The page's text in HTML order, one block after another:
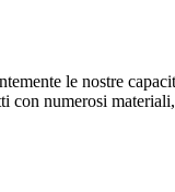
le nostre
numerosi